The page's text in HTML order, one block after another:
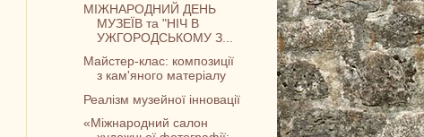
МІЖНАРОДНИЙ ДЕНЬ
МУЗЕЇВ та "НІЧ В
УЖГОРОДСЬКОМУ З...
Майстер-клас: композиції
з кам'яного матеріалу
Реалізм музейної інновації
«Міжнародний салон